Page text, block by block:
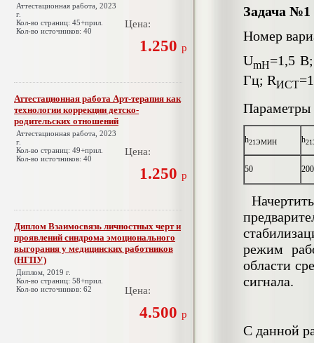
Аттестационная работа, 2023
г.
Кол-во страниц: 45+прил.
Кол-во источников: 40
Цена:
1.250 р
Аттестационная работа Арт-терапия как
технологии коррекции детско-
родительских отношений
Аттестационная работа, 2023
г.
Кол-во страниц: 49+прил.
Кол-во источников: 40
Цена:
1.250 р
Диплом Взаимосвязь личностных черт и
проявлений синдрома эмоционального
выгорания у медицинских работников
(НГПУ)
Диплом, 2019 г.
Кол-во страниц: 58+прил.
Кол-во источников: 62
Цена:
4.500 р
Задача №1
Номер
UmH=1,5
Гц; RИСТ
Параметры
h21ЭМИН h21
50 200
режим
области
сигнала.
С данной